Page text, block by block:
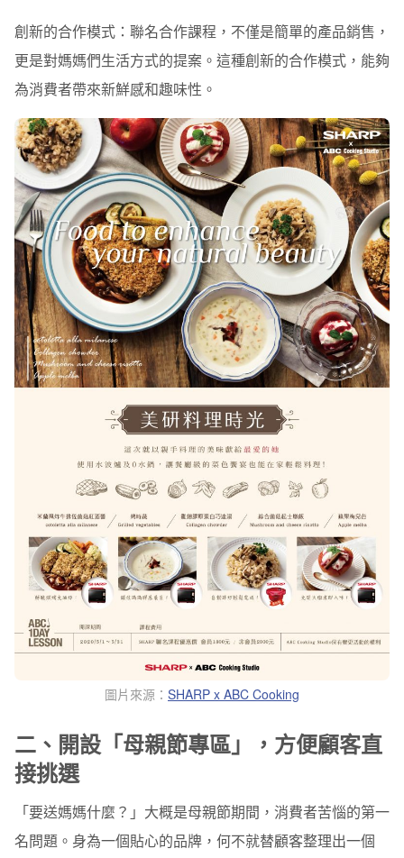
創新的合作模式： 聯名合作課程，不僅是簡單的產品銷售，
更是對媽媽們生活方式的提案。這種創新的合作模式，能夠
為消費者帶來新鮮感和趣味性。
圖片來源： SHARP x ABC Cooking
二、開設「母親節專區」，方便顧客直
接挑選
「要送媽媽什麼？」大概是母親節期間，消費者苦惱的第一
名問題。身為一個貼心的品牌，何不就替顧客整理出一個